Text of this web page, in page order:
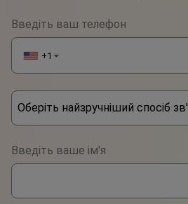
Введіть ваш телефон
+1 ▼
Оберіть найзручніший спосіб
WhatsApp
Viber
Введіть ваше ім'я